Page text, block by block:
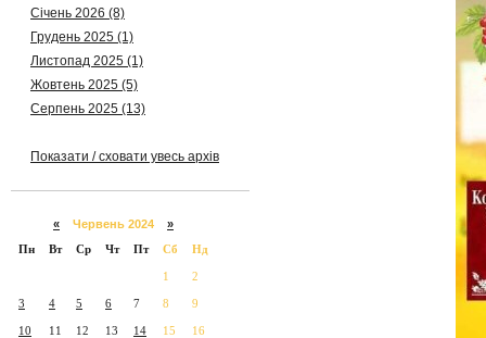
Січень 2026 (8)
Грудень 2025 (1)
Листопад 2025 (1)
Жовтень 2025 (5)
Серпень 2025 (13)
Показати / сховати увесь архів
« Червень 2024 »
Пн
Вт Ср Чт Пт Сб Нд
1 2
3 4 5 6 7 8 9
10 11 12 13 14 15 16